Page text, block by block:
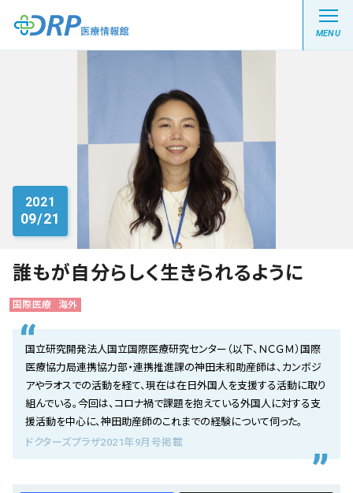
MENU
最新の注目記事
栄養健康レシピ
医療系学生記事
健康川柳
DRP医療情報館とは?
会社概要
お知らせ
お問い合わせ
2021
09/21
誰もが自分らしく生きられるように
国際医療 海外
国立研究開発法人国立国際医療研究センター（以下、ＮＣＧＭ）国際
医療協力局連携協力部・連携推進課の神田未和助産師は、カンボジ
アやラオスでの活動を経て、現在は在日外国人を支援する活動に取り
組んでいる。今回は、コロナ禍で課題を抱えている外国人に対する支
援活動を中心に、神田助産師のこれまでの経験について伺った。
ドクターズプラザ2021年9月号掲載